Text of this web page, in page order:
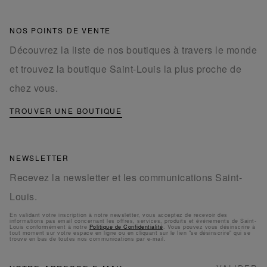
NOS POINTS DE VENTE
Découvrez la liste de nos boutiques à travers le monde
et trouvez la boutique Saint-Louis la plus proche de
chez vous.
TROUVER UNE BOUTIQUE
NEWSLETTER
Recevez la newsletter et les communications Saint-
Louis.
En validant votre inscription à notre newsletter, vous acceptez de recevoir des
informations pas email concernant les offres, services, produits et événements de Saint-
Louis conformément à notre Politique de Confidentialité. Vous pouvez vous désinscrire à
tout moment sur votre espace en ligne ou en cliquant sur le lien "se désinscrire" qui se
trouve en bas de toutes nos communications par e-mail.